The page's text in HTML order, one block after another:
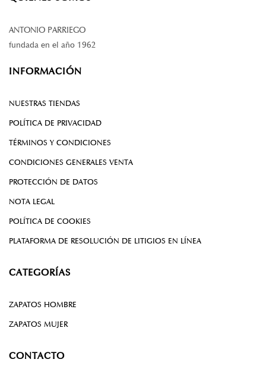
ANTONIO PARRIEGO
fundada en el año 1962
INFORMACIÓN
NUESTRAS TIENDAS
POLÍTICA DE PRIVACIDAD
TÉRMINOS Y CONDICIONES
CONDICIONES GENERALES VENTA
PROTECCIÓN DE DATOS
NOTA LEGAL
POLÍTICA DE COOKIES
PLATAFORMA DE RESOLUCIÓN DE LITIGIOS EN LÍNEA
CATEGORÍAS
ZAPATOS HOMBRE
ZAPATOS MUJER
CONTACTO